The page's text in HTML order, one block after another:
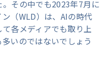
その中でも2023年7月に
（WLD）は、AIの時代
各メディアでも取り上
いのではないでしょう